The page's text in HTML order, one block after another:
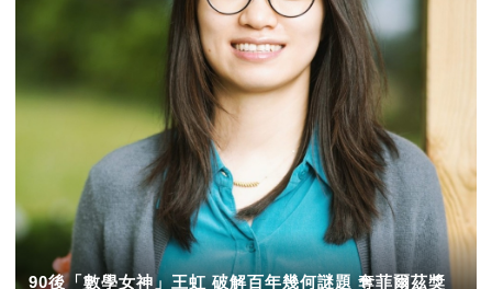
90後「數學女神」王虹 破解百年幾何謎題 奪菲爾茲獎